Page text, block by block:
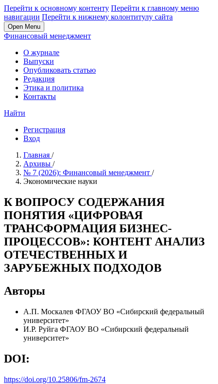
Перейти к основному контенту Перейти к главному меню
навигации Перейти к нижнему колонтитулу сайта
Open Menu
Финансовый менеджмент
О журнале
Выпуски
Опубликовать статью
Редакция
Этика и политика
Контакты
Найти
Регистрация
Вход
Главная /
Архивы /
№ 7 (2026): Финансовый менеджмент /
Экономические науки
К ВОПРОСУ СОДЕРЖАНИЯ
ПОНЯТИЯ «ЦИФРОВАЯ
ТРАНСФОРМАЦИЯ БИЗНЕС-
ПРОЦЕССОВ»: КОНТЕНТ АНАЛИЗ
ОТЕЧЕСТВЕННЫХ И
ЗАРУБЕЖНЫХ ПОДХОДОВ
Авторы
А.П. Москалев ФГАОУ ВО «Сибирский федеральный
университет»
И.Р. Руйга ФГАОУ ВО «Сибирский федеральный
университет»
DOI:
https://doi.org/10.25806/fm-2674